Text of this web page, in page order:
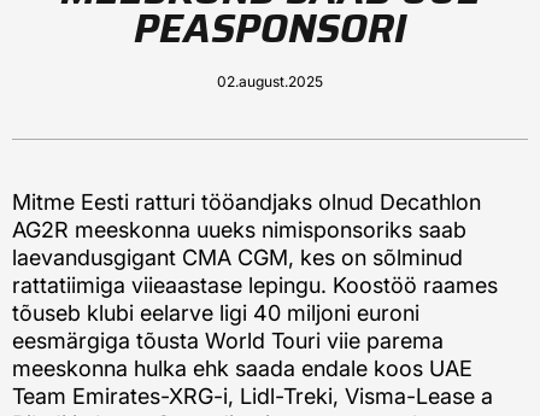
PEASPONSORI
02.august.2025
Mitme Eesti ratturi tööandjaks olnud Decathlon
AG2R meeskonna uueks nimisponsoriks saab
laevandusgigant CMA CGM, kes on sõlminud
rattatiimiga viieaastase lepingu. Koostöö raames
tõuseb klubi eelarve ligi 40 miljoni euroni
eesmärgiga tõusta World Touri viie parema
meeskonna hulka ehk saada endale koos UAE
Team Emirates-XRG-i, Lidl-Treki, Visma-Lease a